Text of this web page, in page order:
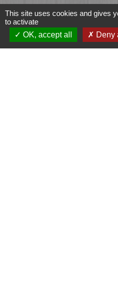
+33 2 99
This site uses cookies and gives
to activate
OK, accept all
Deny